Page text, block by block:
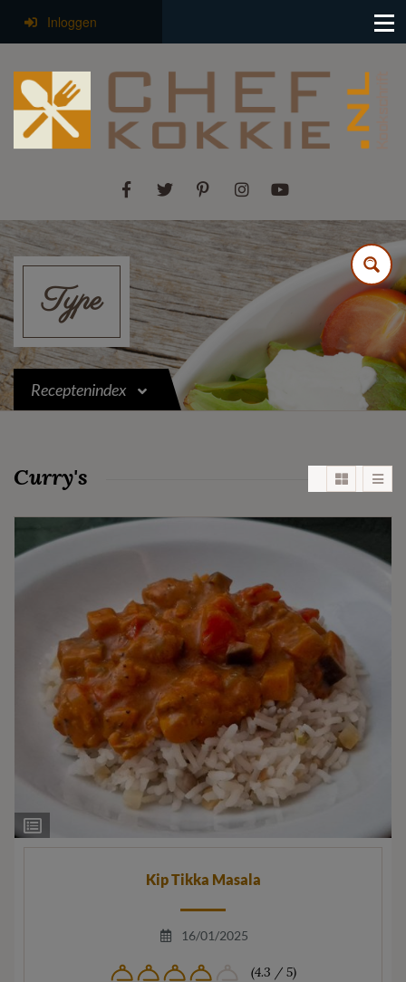
Inloggen
Type
Receptenindex
Curry's
Ingrediëntenlijst
Kip Tikka Masala
16/01/2025
(4.3 / 5)